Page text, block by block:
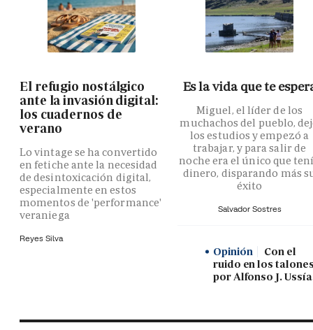
El refugio nostálgico
ante la invasión digital:
los cuadernos de
verano
Lo vintage se ha convertido
en fetiche ante la necesidad
de desintoxicación digital,
especialmente en estos
momentos de 'performance'
veraniega
Reyes Silva
Es la vida que te
Miguel, el líder de los
muchachos del pueblo,
los estudios y empezó a
trabajar, y para salir de
noche era el único que
dinero, disparando más
éxito
Salvador Sostres
Opinión
Con el
ruido en los
por Alfonso J. Ussía